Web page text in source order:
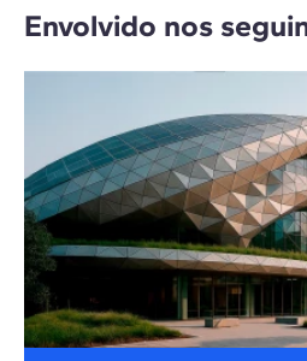
Envolvido nos